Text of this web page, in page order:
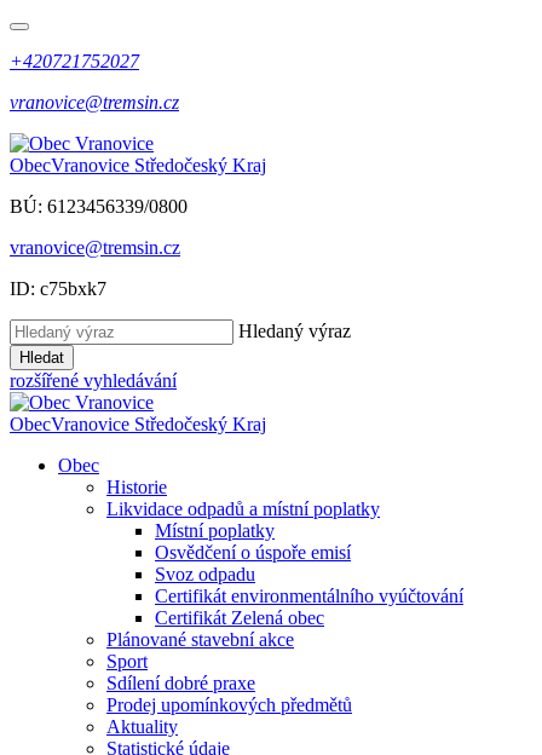
+420721752027
vranovice@tremsin.cz
ObecVranovice Středočeský Kraj
BÚ: 6123456339/0800
vranovice@tremsin.cz
ID: c75bxk7
Hledaný výraz
Hledat
rozšířené vyhledávání
ObecVranovice Středočeský Kraj
Obec
Historie
Likvidace odpadů a místní poplatky
Místní poplatky
Osvědčení o úspoře emisí
Svoz odpadu
Certifikát environmentálního vyúčtování
Certifikát Zelená obec
Plánované stavební akce
Sport
Sdílení dobré praxe
Prodej upomínkových předmětů
Aktuality
Statistické údaje